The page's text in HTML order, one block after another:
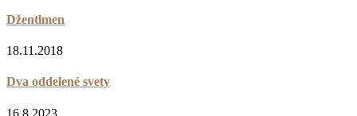
Džentlmen
18.11.2018
Dva oddelené svety
16.8.2023